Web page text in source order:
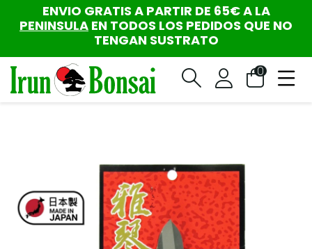
ENVIO GRATIS A PARTIR DE 65€ A LA
PENINSULA EN TODOS LOS PEDIDOS QUE NO
TENGAN SUSTRATO
0